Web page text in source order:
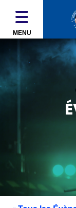
MENU